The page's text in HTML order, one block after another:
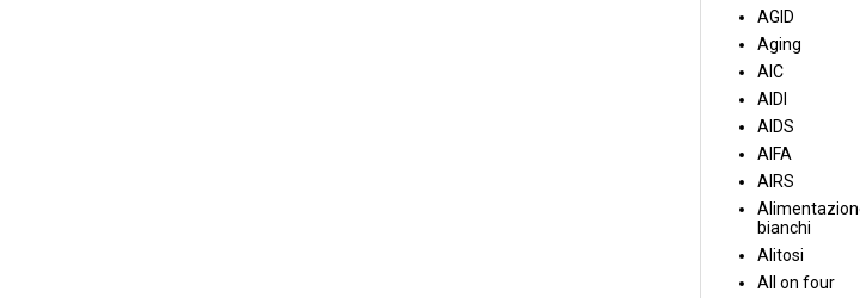
AGID
Aging
AIC
AIDI
AIDS
AIFA
AIRS
bianchi
Alitosi
All on four